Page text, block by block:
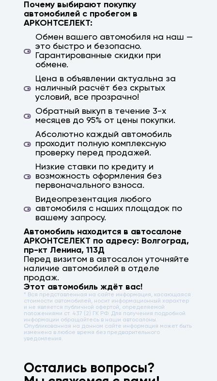
Почему выбирают покупку
автомобилей с пробегом в
АРКОНТСЕЛЕКТ:
Обмен вашего автомобиля на наш —
это быстро и безопасно.
Гарантированные скидки при
обмене.
Цена в объявлении актуальна за
наличный расчёт без скрытых
условий, все прозрачно!
Обратный выкуп в течение 3-х
месяцев до 95% от цены покупки.
Абсолютно каждый автомобиль
проходит полную комплексную
проверку перед продажей.
Низкие ставки по кредиту и
возможность оформления без
первоначального взноса.
Видеопрезентация любого
автомобиля с наших площадок по
вашему запросу.
Автомобиль находится в автосалоне
АРКОНТСЕЛЕКТ по адресу: Волгоград,
пр-кт Ленина, 113Д
Перед визитом в автосалон уточняйте
наличие автомобилей в отделе
продаж.
Этот автомобиль ждёт вас!
* Вся представленная на сайте информация, касающаяся
стоимости автомобилей, носит информационный характер
и не является публичной офертой, определяемой
положениями ст. 437 (2) ГК РФ. Для получения подробной
информации обращайтесь в наши автосалоны.
Опубликованная на данном сайте информация может быть
изменена в любое время без предварительного
уведомления.
Остались вопросы?